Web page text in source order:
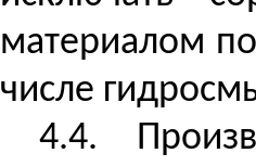
материалом
числе
4.4.